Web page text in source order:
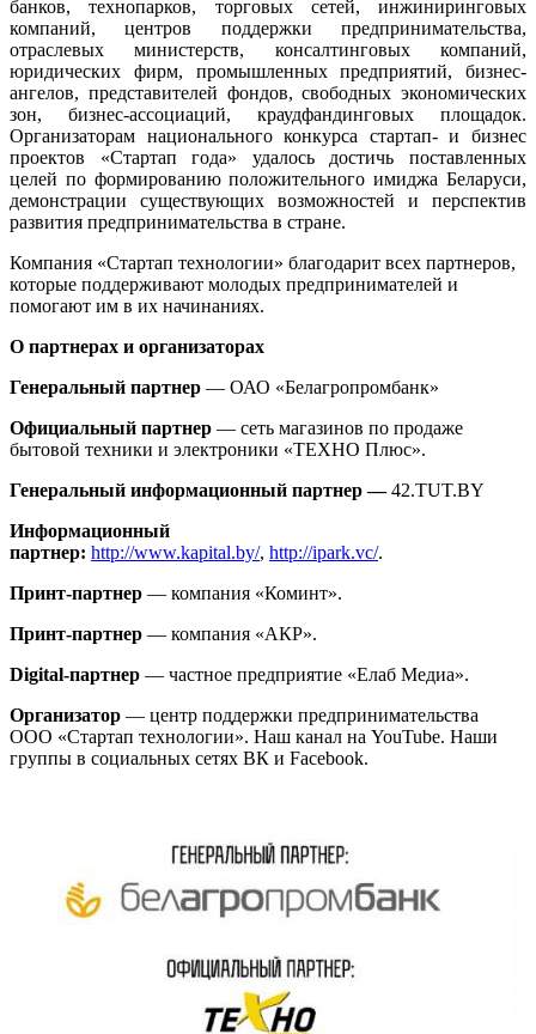
банков, технопарков, торговых сетей, инжиниринговых
компаний, центров поддержки предпринимательства,
отраслевых министерств, консалтинговых компаний,
юридических фирм, промышленных предприятий, бизнес-
ангелов, представителей фондов, свободных экономических
зон, бизнес-ассоциаций, краудфандинговых площадок.
Организаторам национального конкурса стартап- и бизнес
проектов «Стартап года» удалось достичь поставленных
целей по формированию положительного имиджа Беларуси,
демонстрации существующих возможностей и перспектив
развития предпринимательства в стране.
Компания «Стартап технологии» благодарит всех партнеров,
которые поддерживают молодых предпринимателей и
помогают им в их начинаниях.
О партнерах и организаторах
Генеральный партнер — ОАО «Белагропромбанк»
Официальный партнер — сеть магазинов по продаже
бытовой техники и электроники «ТЕХНО Плюс».
Генеральный информационный партнер — 42.TUT.BY
Информационный
партнер: http://www.kapital.by/, http://ipark.vc/.
Принт-партнер — компания «Коминт».
Принт-партнер — компания «АКР».
Digital-партнер — частное предприятие «Елаб Медиа».
Организатор — центр поддержки предпринимательства
ООО «Стартап технологии». Наш канал на YouTube. Наши
группы в социальных сетях ВК и Facebook.